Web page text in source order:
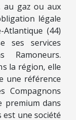
au gaz ou aux
légale
(44)
ses services
Ramoneurs.
la région, elle
une référence
Compagnons
premium dans
est une société